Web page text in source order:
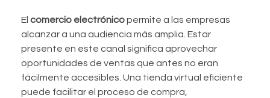
El comercio electrónicopermite a las empresas
alcanzar a una audiencia más amplia. Estar
presente en este canal significa aprovechar
oportunidades de ventas que antes no eran
fácilmente accesibles. Una tienda virtual eficiente
puede facilitar el proceso de compra,